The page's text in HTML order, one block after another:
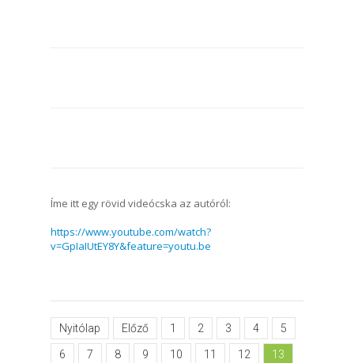
Íme itt egy rövid videócska az autóról:
https://www.youtube.com/watch?
v=GpIaIUtEY8Y&feature=youtu.be
Nyitólap Előző 1 2 3 4 5
6 7 8 9 10 11 12 13